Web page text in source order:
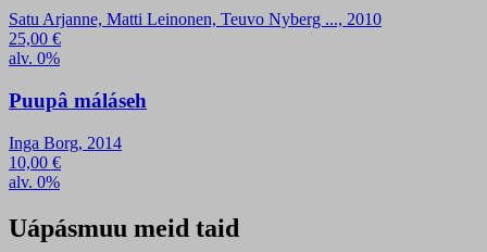
Satu Arjanne, Matti Leinonen, Teuvo Nyberg ..., 2010
25,00 €
alv. 0%
Puupâ máláseh
Inga Borg, 2014
10,00 €
alv. 0%
Uápásmuu meid taid